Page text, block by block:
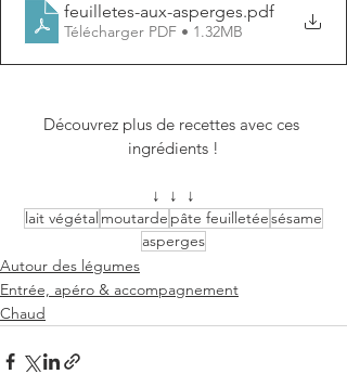
feuilletes-aux-asperges.pdf
Télécharger PDF • 1.32MB
Découvrez plus de recettes avec ces
ingrédients !
↓  ↓  ↓
lait végétal moutarde pâte feuilletéesésame
asperges
Autour des légumes
Entrée, apéro & accompagnement
Chaud